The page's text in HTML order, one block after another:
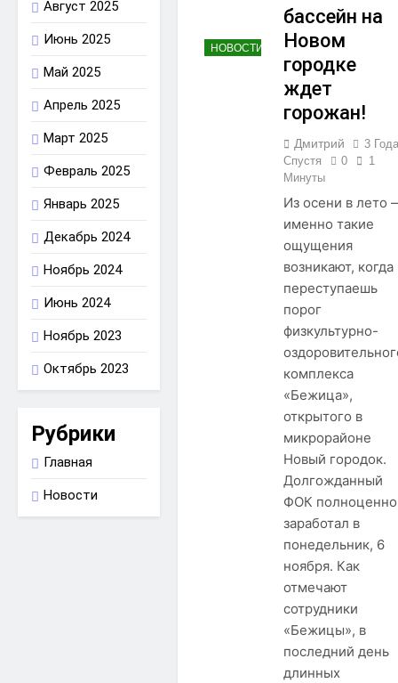
Август 2025
Июнь 2025
Май 2025
Апрель 2025
Март 2025
Февраль 2025
Январь 2025
Декабрь 2024
Ноябрь 2024
Июнь 2024
Ноябрь 2023
Октябрь 2023
Рубрики
Главная
Новости
НОВОСТИ
бассейн на
Новом
городке
ждет
горожан!
Дмитрий
3 Года
Спустя
0
1
Минуты
Из осени в лето
именно такие
ощущения
возникают, когда
переступаешь
порог
физкультурно-
комплекса
«Бежица»,
открытого в
микрорайоне
Новый городок.
Долгожданный
ФОК полноценно
заработал в
понедельник, 6
ноября. Как
отмечают
сотрудники
«Бежицы», в
последний день
длинных